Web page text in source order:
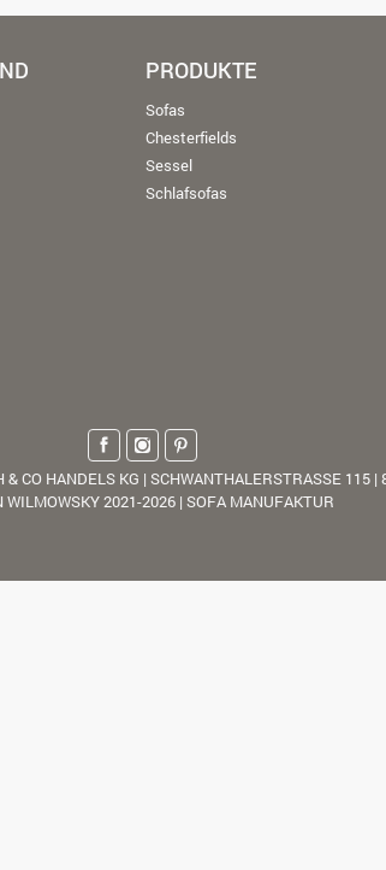
PRODUKTE
Sofas
Chesterfields
Sessel
Schlafsofas
CO HANDELS KG | SCHWANTHALERSTRASSE 115
WILMOWSKY 2021-2026 | SOFA MANUFAKTUR